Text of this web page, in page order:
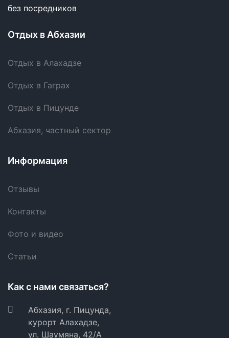
без посредников
Отдых в Абхазии
Отдых в Алахадзе
Отдых в Гаграх
Отдых в Пицунде
Абхазия, частный сектор
Информация
Отзывы
Контакты
Фото и видео
Статьи
Как с нами связаться?
Абхазия, г. Пицунда,
курорт Алахадзе,
ул. Шаумяна, 42/А